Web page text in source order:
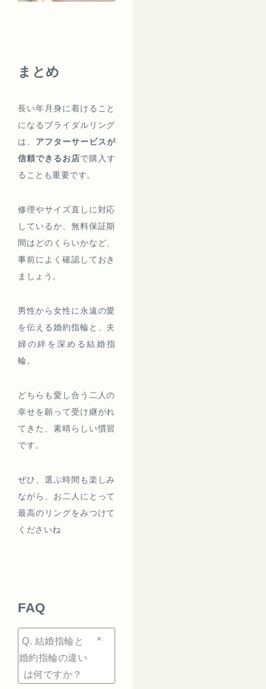
まとめ
長い年月身に着けること
になるブライダルリング
は、 アフターサービスが
信頼できるお店で購入す
ることも重要です。
修理やサイズ直しに対応
しているか、無料保証期
間はどのくらいかなど、
事前によく確認しておき
ましょう。
男性から女性に永遠の愛
を伝える婚約指輪と、夫
婦の絆を深める結婚指
輪。
どちらも愛し合う二人の
幸せを願って受け継がれ
てきた、素晴らしい慣習
です。
ぜひ、選ぶ時間も楽しみ
ながら、お二人にとって
最高のリングをみつけて
くださいね
FAQ
Q. 結婚指輪と
婚約指輪の違い
は何ですか？
+